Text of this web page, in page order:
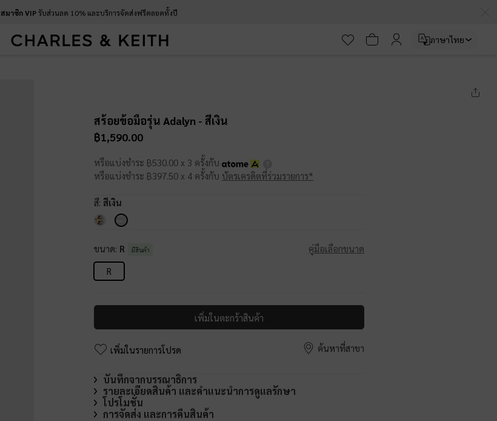
สมาชิก VIPรับส่วนลด 10% และบริการจัดส่งฟรีตลอดทั้งปี
ภาษาไทย
สร้อยข้อมือรุ่น Adalyn - สีเงิน
฿1,590.00
หรือแบ่งชำระ ฿530.00 x 3 ครั้งกับ
หรือแบ่งชำระ ฿397.50 x 4 ครั้งกับ บัตรเครดิตที่ร่วมรายการ*
สี: สีเงิน
ขนาด: R มีสินค้า
คู่มือเลือกขนาด
R
เพิ่มในตะกร้าสินค้า
เพิ่มในรายการโปรด ค้นหาที่สาขา
บันทึกจากบรรณาธิการ
รายละเอียดสินค้า และคำแนะนำการดูแลรักษา
โปรโมชั่น
การจัดส่ง และการคืนสินค้า